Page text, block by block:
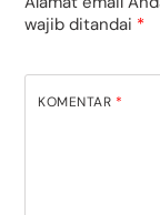
wajib ditandai *
KOMENTAR *